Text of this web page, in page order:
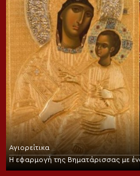
Αγιορείτικα
Η εφαρμογή της Βηματάρισσας με